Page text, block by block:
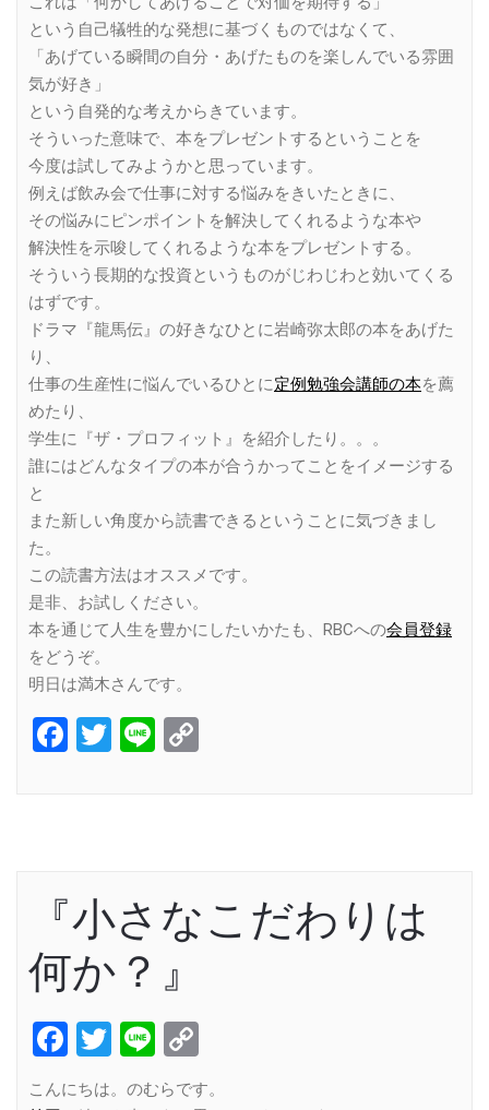
という自己犠牲的な発想に基づくものではなくて、
「あげている瞬間の自分・あげたものを楽しんでいる雰囲
気が好き」
という自発的な考えからきています。
そういった意味で、本をプレゼントするということを
今度は試してみようかと思っています。
例えば飲み会で仕事に対する悩みをきいたときに、
その悩みにピンポイントを解決してくれるような本や
解決性を示唆してくれるような本をプレゼントする。
そういう長期的な投資というものがじわじわと効いてくる
はずです。
ドラマ『龍馬伝』の好きなひとに岩崎弥太郎の本をあげた
り、
仕事の生産性に悩んでいるひとに定例勉強会講師の本を薦
めたり、
学生に『ザ・プロフィット』を紹介したり。。。
誰にはどんなタイプの本が合うかってことをイメージする
と
また新しい角度から読書できるということに気づきまし
た。
この読書方法はオススメです。
是非、お試しください。
本を通じて人生を豊かにしたいかたも、RBCへの会員登録
をどうぞ。
明日は満木さんです。
Facebook
Twitter
Line
『小さなこだわりは
何か？』
Facebook
Twitter
Line
Link
こんにちは。のむらです。